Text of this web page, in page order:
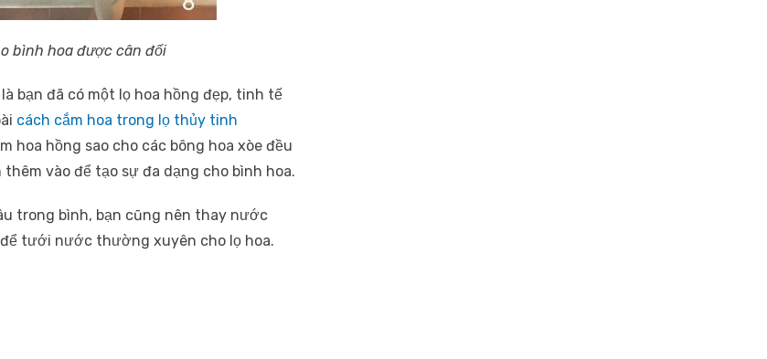
bình hoa được cân đối
bạn đã có một lọ hoa hồng đẹp, tinh tế
cách cắm hoa trong lọ thủy tinh
hoa hồng sao cho các bông hoa xòe đều
vào để tạo sự đa dạng cho bình hoa.
trong bình, bạn cũng nên thay nước
tưới nước thường xuyên cho lọ hoa.